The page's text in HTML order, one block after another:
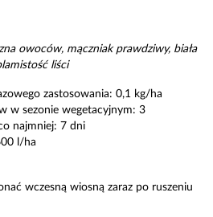
owoców, mączniak prawdziwy, biała
liści
zastosowania: 0,1 kg/ha
w sezonie wegetacyjnym: 3
najmniej: 7 dni
l/ha
wczesną wiosną zaraz po ruszeniu